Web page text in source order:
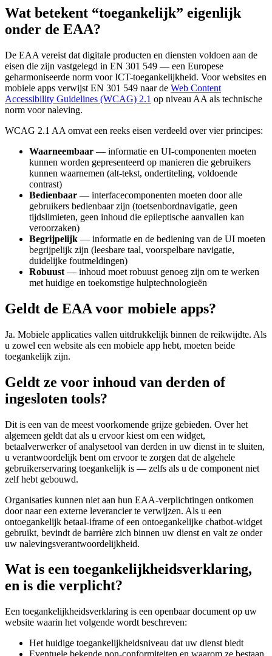
Wat betekent “toegankelijk” eigenlijk
onder de EAA?
De EAA vereist dat digitale producten en diensten voldoen aan de
eisen die zijn vastgelegd in EN 301 549 — een Europese
geharmoniseerde norm voor ICT-toegankelijkheid. Voor websites en
mobiele apps verwijst EN 301 549 naar de Web Content
Accessibility Guidelines (WCAG) 2.1 op niveau AA als technische
norm voor naleving.
WCAG 2.1 AA omvat een reeks eisen verdeeld over vier principes:
Waarneembaar — informatie en UI-componenten moeten
kunnen worden gepresenteerd op manieren die gebruikers
kunnen waarnemen (alt-tekst, ondertiteling, voldoende
contrast)
Bedienbaar — interfacecomponenten moeten door alle
gebruikers bedienbaar zijn (toetsenbordnavigatie, geen
tijdslimieten, geen inhoud die epileptische aanvallen kan
veroorzaken)
Begrijpelijk — informatie en de bediening van de UI moeten
begrijpelijk zijn (leesbare taal, voorspelbare navigatie,
duidelijke foutmeldingen)
Robuust — inhoud moet robuust genoeg zijn om te werken
met huidige en toekomstige hulptechnologieën
Geldt de EAA voor mobiele apps?
Ja. Mobiele applicaties vallen uitdrukkelijk binnen de reikwijdte. Als
u zowel een website als een mobiele app hebt, moeten beide
toegankelijk zijn.
Geldt ze voor inhoud van derden of
ingesloten tools?
Dit is een van de meest voorkomende grijze gebieden. Over het
algemeen geldt dat als u ervoor kiest om een widget,
betaalverwerker of analysetool van derden in uw dienst in te sluiten,
u verantwoordelijk bent om ervoor te zorgen dat de algehele
gebruikerservaring toegankelijk is — zelfs als u de component niet
zelf hebt gebouwd.
Organisaties kunnen niet aan hun EAA-verplichtingen ontkomen
door naar een externe leverancier te verwijzen. Als u een
ontoegankelijk betaal-iframe of een ontoegankelijke chatbot-widget
gebruikt, bevindt de barrière zich binnen uw dienst en valt ze onder
uw nalevingsverantwoordelijkheid.
Wat is een toegankelijkheidsverklaring,
en is die verplicht?
Een toegankelijkheidsverklaring is een openbaar document op uw
website waarin het volgende wordt beschreven:
Het huidige toegankelijkheidsniveau dat uw dienst biedt